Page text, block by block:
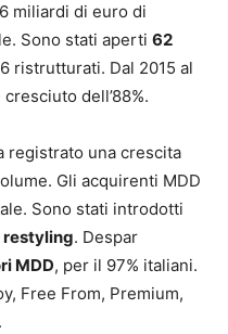
miliardi di euro di
Sono stati aperti 62
ristrutturati. Dal 2015 al
dell’88%.
registrato una crescita
Gli acquirenti MDD
Sono stati introdotti
restyling. Despar
MDD, per il 97% italiani.
Free From, Premium,